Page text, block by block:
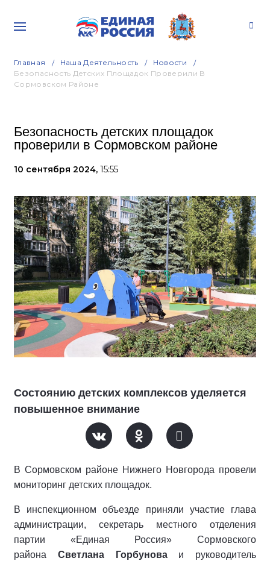
Главная Наша Деятельность
Новости
Безопасность Детских Площадок Проверили В
Сормовском Районе
Безопасность детских площадок
проверили в Сормовском районе
10 сентября 2024, 15:55
Состоянию детских комплексов уделяется
повышенное внимание
В Сормовском районе Нижнего Новгорода провели
мониторинг детских площадок.
В инспекционном объезде приняли участие глава
администрации, секретарь местного отделения
партии «Единая Россия» Сормовского
района Светлана Горбуноваи руководитель